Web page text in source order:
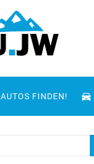
AUTOS FINDEN!